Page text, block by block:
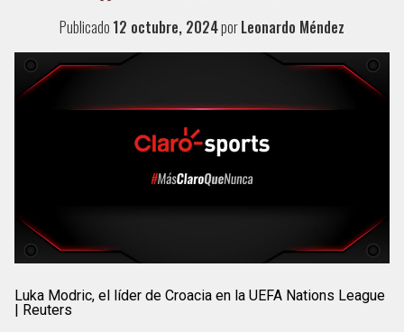
Publicado 12 octubre, 2024porLeonardo Méndez
Luka Modric, el líder de Croacia en la UEFA Nations League
| Reuters